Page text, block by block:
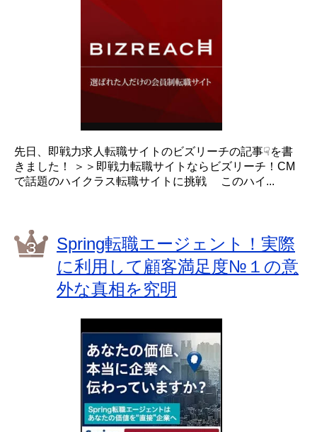
先日、即戦力求人転職サイトのビズリーチの記事☟を書
きました！ ＞＞即戦力転職サイトならビズリーチ！CM
で話題のハイクラス転職サイトに挑戦 このハイ...
Spring転職エージェント！実際
に利用して顧客満足度№１の意
外な真相を究明